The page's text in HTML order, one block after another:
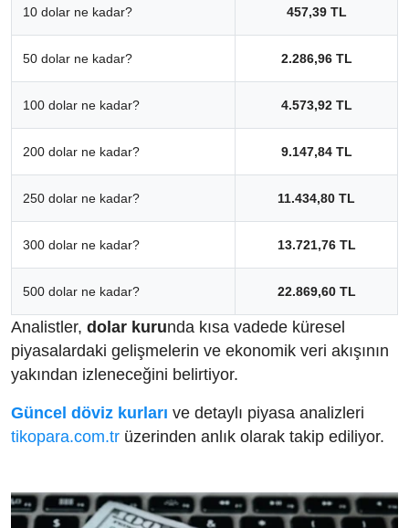
10 dolar ne kadar? 457,39 TL
50 dolar ne kadar? 2.286,96 TL
100 dolar ne kadar? 4.573,92 TL
200 dolar ne kadar? 9.147,84 TL
250 dolar ne kadar? 11.434,80 TL
300 dolar ne kadar? 13.721,76 TL
500 dolar ne kadar? 22.869,60 TL
Analistler, dolar kurunda kısa vadede küresel
piyasalardaki gelişmelerin ve ekonomik veri akışının
yakından izleneceğini belirtiyor.
Güncel döviz kurları ve detaylı piyasa analizleri
tikopara.com.tr üzerinden anlık olarak takip ediliyor.